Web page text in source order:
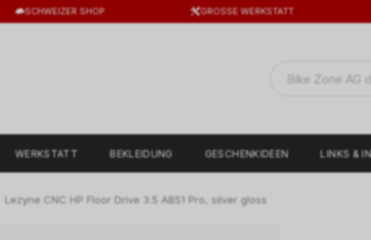
SCHWEIZER SHOP GROSSE WERKSTATT
WERKSTATT BEKLEIDUNG GESCHENKIDEEN LINKS &
Lezyne CNC HP Floor Drive 3.5 ABS1 Pro, silver gloss